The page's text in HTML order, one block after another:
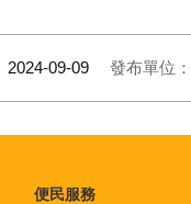
2024-09-09 發布單位：
便民服務